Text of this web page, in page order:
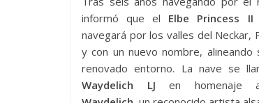
informó que el Elbe Princess II
navegará por los valles del Neckar,
y con un nuevo nombre, alineando
renovado entorno. La nave se
Waydelich LJ en homenaje